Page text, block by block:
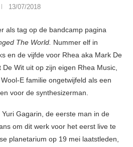
13/07/2018
als tag op de bandcamp pagina
The World. Nummer elf in
en de vijfde voor Rhea aka Mark De
Wit uit op zijn eigen Rhea Music,
E familie ongetwijfeld als een
voor de synthesizerman.
Gagarin, de eerste man in de
om dit werk voor het eerst live te
planetarium op 19 mei laatstleden,